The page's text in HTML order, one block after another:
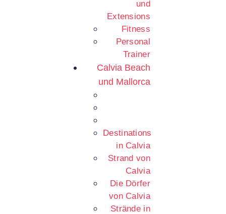
und
Extensions
Fitness
Personal
Trainer
Calvia Beach
und Mallorca
Destinations
in Calvia
Strand von
Calvia
Die Dörfer
von Calvia
Strände in